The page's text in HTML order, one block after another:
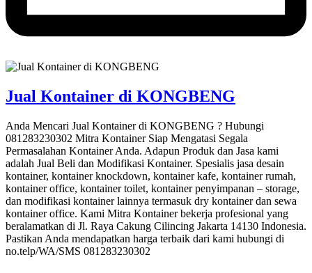
Jual Kontainer di KONGBENG
Anda Mencari Jual Kontainer di KONGBENG ? Hubungi
081283230302 Mitra Kontainer Siap Mengatasi Segala
Permasalahan Kontainer Anda. Adapun Produk dan Jasa kami
adalah Jual Beli dan Modifikasi Kontainer. Spesialis jasa desain
kontainer, kontainer knockdown, kontainer kafe, kontainer rumah,
kontainer office, kontainer toilet, kontainer penyimpanan – storage,
dan modifikasi kontainer lainnya termasuk dry kontainer dan sewa
kontainer office. Kami Mitra Kontainer bekerja profesional yang
beralamatkan di Jl. Raya Cakung Cilincing Jakarta 14130 Indonesia.
Pastikan Anda mendapatkan harga terbaik dari kami hubungi di
no.telp/WA/SMS 081283230302